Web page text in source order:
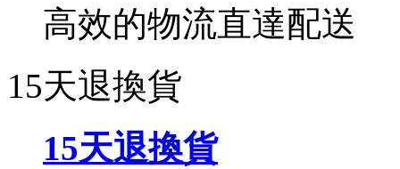
高效的物流直達配送
15天退換貨
15天退換貨